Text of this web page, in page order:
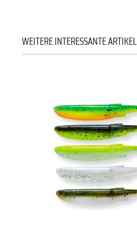
WEITERE INTERESSANTE ARTIKEL